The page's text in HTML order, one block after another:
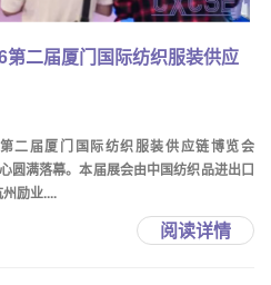
二届厦门国际纺织服装供应
二届厦门国际纺织服装供应链博览会
圆满落幕。本届展会由中国纺织品进出口
励业....
阅读详情